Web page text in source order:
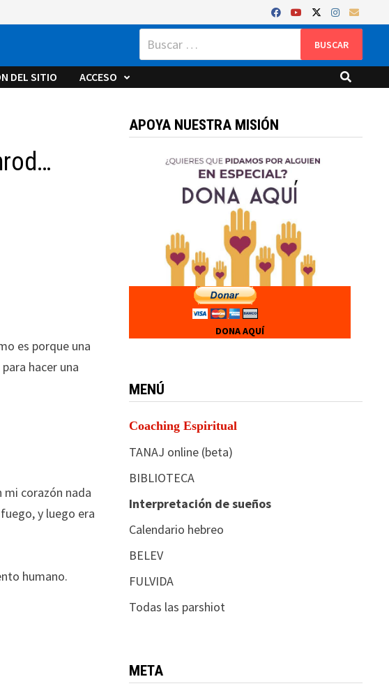
Buscar:
DEL SITIO ACCESO
es porque una
hacer una
mi corazón nada
y luego era
humano.
APOYA NUESTRA MISIÓN
DONA AQUÍ
MENÚ
Coaching Espiritual
TANAJ online (beta)
BIBLIOTECA
Interpretación de sueños
Calendario hebreo
BELEV
FULVIDA
Todas las parshiot
META